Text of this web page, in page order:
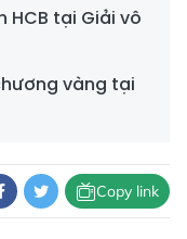
HCB tại Giải vô
vàng tại
Copy link